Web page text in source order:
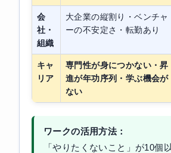
会
社・
組織
大企業の縦割り・ベンチャ
ーの不安定さ・転勤あり
キャ
リア
専門性が身につかない・昇
進が年功序列・学ぶ機会が
ない
ワークの活用方法：
「やりたくないこと」が10個